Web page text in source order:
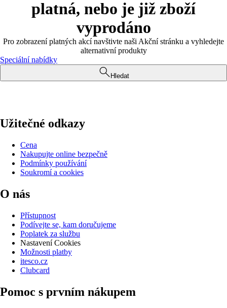
platná, nebo je již zboží
vyprodáno
Pro zobrazení platných akcí navštivte naši Akční stránku a vyhledejte
alternativní produkty
Speciální nabídky
Hledat
Užitečné odkazy
Cena
Nakupujte online bezpečně
Podmínky používání
Soukromí a cookies
O nás
Přístupnost
Podívejte se, kam doručujeme
Poplatek za službu
Nastavení Cookies
Možnosti platby
itesco.cz
Clubcard
Pomoc s prvním nákupem